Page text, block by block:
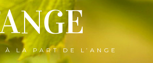
À LA PART DE L’ANGE